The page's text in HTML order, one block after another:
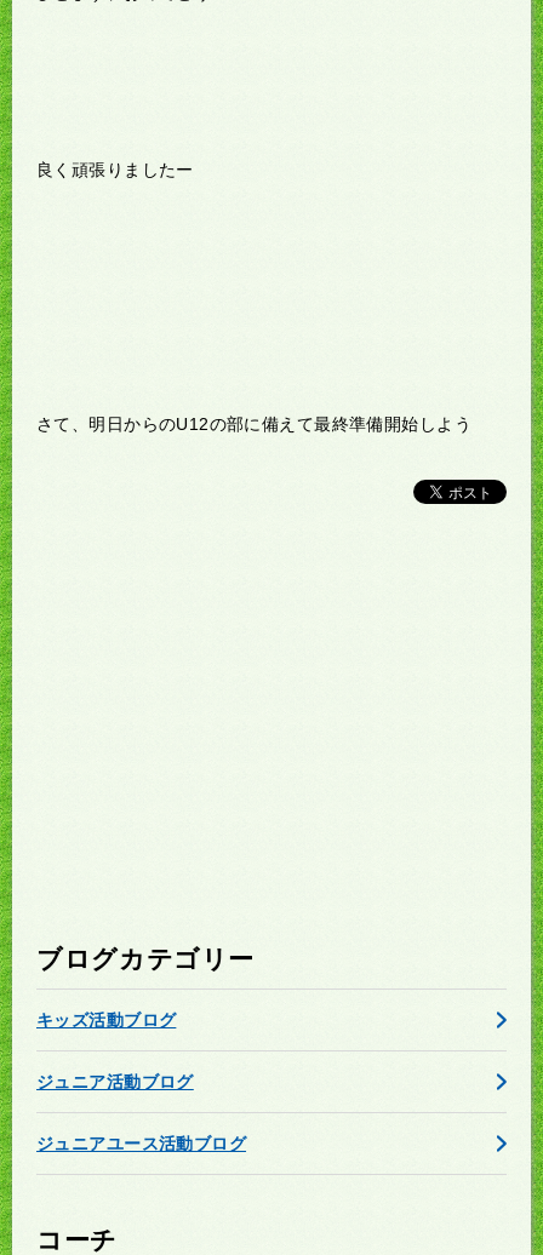
良く頑張りましたー
さて、明日からのU12の部に備えて最終準備開始しよう
ブログカテゴリー
キッズ活動ブログ
ジュニア活動ブログ
ジュニアユース活動ブログ
コーチ